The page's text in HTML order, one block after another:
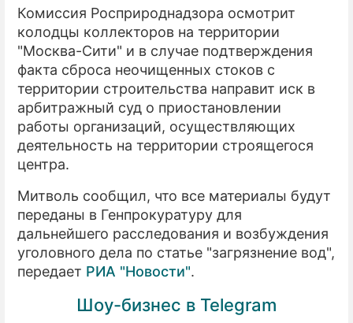
Комиссия Росприроднадзора осмотрит
колодцы коллекторов на территории
"Москва-Сити" и в случае подтверждения
факта сброса неочищенных стоков с
территории строительства направит иск в
арбитражный суд о приостановлении
работы организаций, осуществляющих
деятельность на территории строящегося
центра.
Митволь сообщил, что все материалы будут
переданы в Генпрокуратуру для
дальнейшего расследования и возбуждения
уголовного дела по статье "загрязнение вод",
передает РИА "Новости".
Шоу-бизнес в Telegram